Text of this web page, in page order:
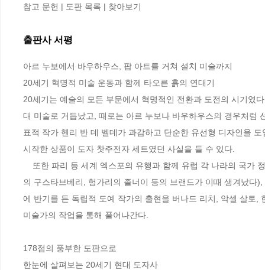
참고 문헌 | 도판 목록 | 찾아보기
출판사 서평
아르 누보에서 바우하우스, 팝 아트를 거쳐 설치 미술까지
20세기 혁명적 미술 운동과 함께 타오른 흙의 연대기
20세기는 예술의 모든 부문에서 혁명적인 전환과 도전의 시기였
대 미술로 거듭났고, 때로는 아르 누보나 바우하우스의 경우처럼
표적 작가 헨리 반 데 벨데가 과감하고 단순한 유선형 디자인을
시작한 상품이 도자 찻주전자 세트였던 사실을 들 수 있다.
의 구스타브베리, 헝가리의 졸너이 등의 브랜드가 이때 생겨났다
에 반기를 든 독립적 도예 작가의 출현을 버나드 리치, 악셀 살토
미술가의 작업을 통해 풀어나간다.
178점의 풍부한 도판으로
한눈에 살펴보는 20세기 현대 도자사